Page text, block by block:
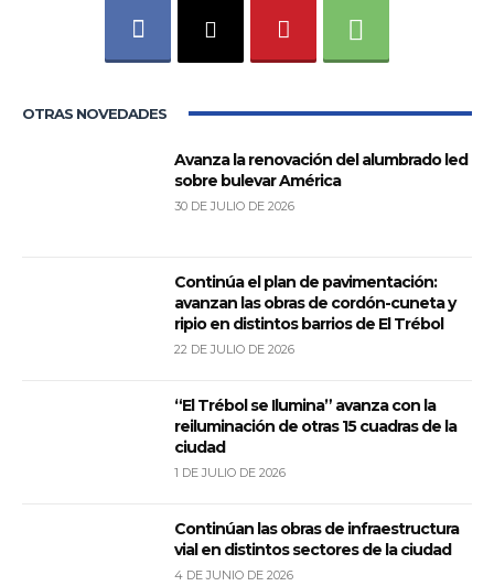
OTRAS NOVEDADES
Avanza la renovación del alumbrado led
sobre bulevar América
30 DE JULIO DE 2026
Continúa el plan de pavimentación:
avanzan las obras de cordón-cuneta y
ripio en distintos barrios de El Trébol
22 DE JULIO DE 2026
“El Trébol se Ilumina” avanza con la
reiluminación de otras 15 cuadras de la
ciudad
1 DE JULIO DE 2026
Continúan las obras de infraestructura
vial en distintos sectores de la ciudad
4 DE JUNIO DE 2026